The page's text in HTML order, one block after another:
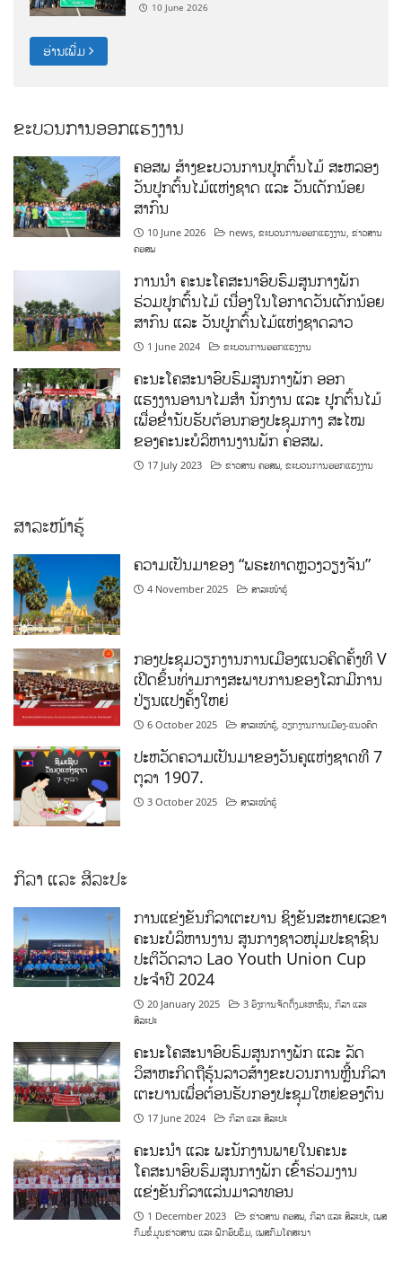
10 June 2026
ອ່ານເພີ່ມ
ຂະບວນການອອກແຮງງານ
ຄອສພ ສ້າງຂະບວນການປູກຕົ້ນໄມ້ ສະຫລອງ
ວັນປູກຕົ້ນໄມ້ແຫ່ງຊາດ ແລະ ວັນເດັກນ້ອຍ
ສາກົນ
10 June 2026 news,ຂະບວນການອອກແຮງງານ,ຂ່າວສານ
ຄອສພ
ການນໍາ ຄະນະໂຄສະນາອົບຮົມສູນກາງພັກ
ຮ່ວມປູກຕົ້ນໄມ້ ເນື່ອງໃນໂອກາດວັນເດັກນ້ອຍ
ສາກົນ ແລະ ວັນປູກຕົ້ນໄມ້ແຫ່ງຊາດລາວ
1 June 2024 ຂະບວນການອອກແຮງງານ
ຄະນະໂຄສະນາອົບຮົມສູນກາງພັກ ອອກ
ແຮງງານອານາໄມສໍາ ນັກງານ ແລະ ປູກຕົ້ນໄມ້
ເພື່ອຂໍ່ານັບຮັບຕ້ອນກອງປະຊຸມກາງ ສະໄໝ
ຂອງຄະນະບໍລິຫານງານພັກ ຄອສພ.
17 July 2023 ຂ່າວສານ ຄອສພ,ຂະບວນການອອກແຮງງານ
ສາລະໜ້າຮູ້
ຄວາມເປັນມາຂອງ “ພຣະທາດຫຼວງວຽງຈັນ”
4 November 2025 ສາລະໜ້າຮູ້
ກອງປະຊຸມວຽກງານການເມືອງແນວຄິດຄັ້ງທີ V
ເປີດຂຶ້ນທ່າມກາງສະພາບການຂອງໂລກມີການ
ປ່ຽນແປງຄັ້ງໃຫຍ່
6 October 2025 ສາລະໜ້າຮູ້ ,ວຽກງານການເມືອງ-ແນວຄິດ
ປະຫວັດຄວາມເປັນມາຂອງວັນຄູແຫ່ງຊາດທີ 7
ຕຸລາ 1907.
3 October 2025 ສາລະໜ້າຮູ້
ກິລາ ແລະ ສິລະປະ
ການແຂ່ງຂັນກິລາເຕະບານ ຊິງຂັນສະຫາຍເລຂາ
ຄະນະບໍລິຫານງານ ສູນກາງຊາວໜຸ່ມປະຊາຊົນ
ປະຕິວັດລາວ Lao Youth Union Cup
ປະຈຳປີ 2024
20 January 2025 3 ອົງການຈັດຕັ້ງມະຫາຊົນ ,ກິລາ ແລະ
ສິລະປະ
ຄະນະໂຄສະນາອົບຮົມສູນກາງພັກ ແລະ ລັດ
ວິສາຫະກິດຖືຮຸ້ນລາວສ້າງຂະບວນການຫຼີ້ນກິລາ
ເຕະບານເພື່ອຕ້ອນຮັບກອງປະຊຸມໃຫຍ່ຂອງຕົນ
17 June 2024 ກິລາ ແລະ ສິລະປະ
ຄະນະນຳ ແລະ ພະນັກງານພາຍໃນຄະນະ
ໂຄສະນາອົບຮົມສູນກາງພັກ ເຂົ້າຮ່ວມງານ
ແຂ່ງຂັນກິລາແລ່ນມາລາທອນ
1 December 2023 ຂ່າວສານ ຄອສພ ,ກິລາ ແລະ ສິລະປະ ,ເພສ
ກົມຂໍ້ມູນຂ່າວສານ ແລະ ຝຶກອົບຮົມ ,ເພສກົມໂຄສະນາ